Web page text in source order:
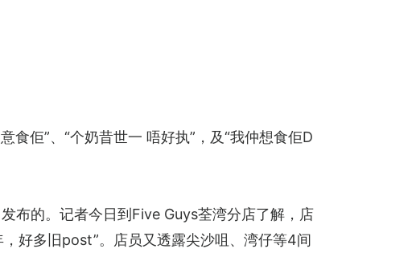
食佢”、“个奶昔世一 唔好执”，及“我仲想食佢D
布的。记者今日到Five Guys荃湾分店了解，店
好多旧post”。店员又透露尖沙咀、湾仔等4间